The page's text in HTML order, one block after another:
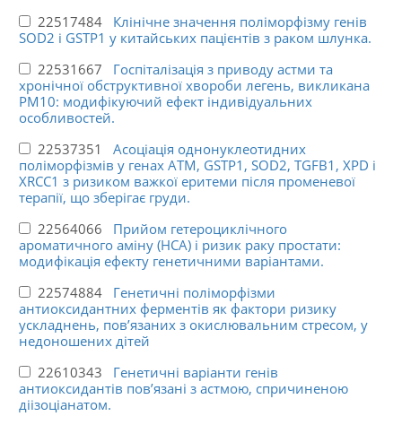
22517484 Клінічне значення поліморфізму генів
SOD2 і GSTP1 у китайських пацієнтів з раком шлунка.
22531667 Госпіталізація з приводу астми та
хронічної обструктивної хвороби легень, викликана
PM10: модифікуючий ефект індивідуальних
особливостей.
22537351 Асоціація однонуклеотидних
поліморфізмів у генах ATM, GSTP1, SOD2, TGFB1, XPD і
XRCC1 з ризиком важкої еритеми після променевої
терапії, що зберігає груди.
22564066 Прийом гетероциклічного
ароматичного аміну (HCA) і ризик раку простати:
модифікація ефекту генетичними варіантами.
22574884 Генетичні поліморфізми
антиоксидантних ферментів як фактори ризику
ускладнень, пов’язаних з окислювальним стресом, у
недоношених дітей
22610343 Генетичні варіанти генів
антиоксидантів пов’язані з астмою, спричиненою
діізоціанатом.